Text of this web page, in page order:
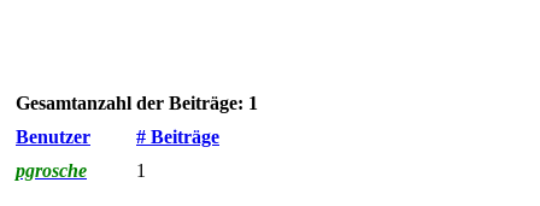
Gesamtanzahl der Beiträge: 1
Benutzer
# Beiträge
pgrosche
1